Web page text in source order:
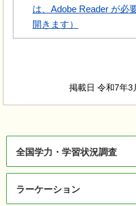
は、Adobe Reader が必
開きます）
掲載日 令和7年3
全国学力・学習状況調査
ラーケーション